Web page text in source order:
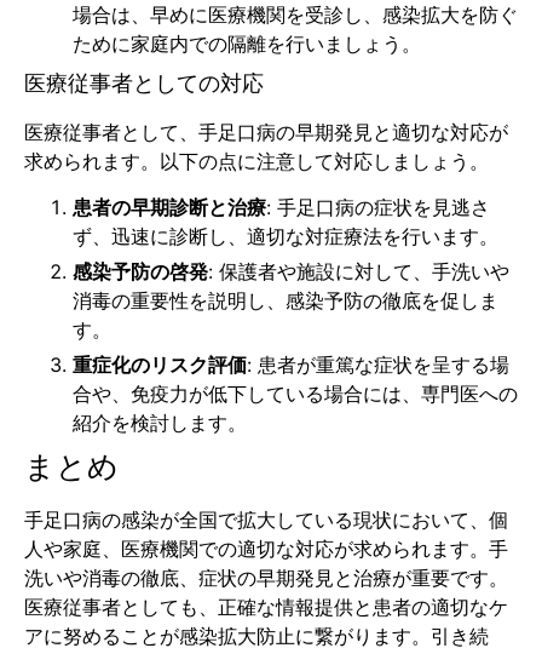
場合は、早めに医療機関を受診し、感染拡大を防ぐ
ために家庭内での隔離を行いましょう。
医療従事者としての対応
医療従事者として、手足口病の早期発見と適切な対応が
求められます。以下の点に注意して対応しましょう。
患者の早期診断と治療: 手足口病の症状を見逃さ
ず、迅速に診断し、適切な対症療法を行います。
感染予防の啓発: 保護者や施設に対して、手洗いや
消毒の重要性を説明し、感染予防の徹底を促しま
す。
重症化のリスク評価: 患者が重篤な症状を呈する場
合や、免疫力が低下している場合には、専門医への
紹介を検討します。
まとめ
手足口病の感染が全国で拡大している現状において、個
人や家庭、医療機関での適切な対応が求められます。手
洗いや消毒の徹底、症状の早期発見と治療が重要です。
医療従事者としても、正確な情報提供と患者の適切なケ
アに努めることが感染拡大防止に繋がります。引き続